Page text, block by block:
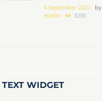
4 September 2020
by
estelle
3200
TEXT WIDGET